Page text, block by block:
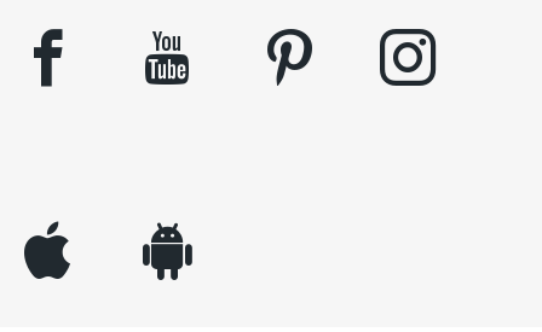
facebook youtube pinterest instagram
appleinc android